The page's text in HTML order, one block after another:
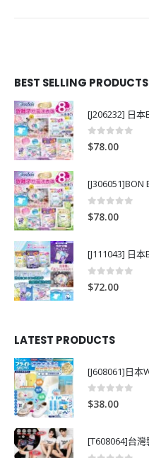
BEST SELLING PRODUCTS
0out of 5
$78.00
[J306051]BON
0out of 5
$78.00
0
$72.00
LATEST PRODUCTS
[J608061]日本
0out of 5
$38.00
[T608064]台灣